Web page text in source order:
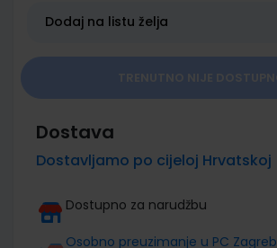
galleryDodaj na listu želja
Dostava
Dostavljamo po cijeloj Hrvatskoj
Dostupno za narudžbu
Osobno preuzimanje u PC Zagreb